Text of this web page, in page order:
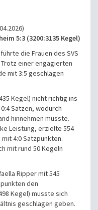
5:3 (3200:3135 Kegel)
die Frauen des SVS
einer engagierten
mit 3:5 geschlagen
Kegel) nicht richtig ins
Sätzen, wodurch
hinnehmen musste.
Leistung, erzielte 554
4:0 Satzpunkten.
mit rund 50 Kegeln
Ripper mit 545
den
Kegel) musste sich
geschlagen geben.